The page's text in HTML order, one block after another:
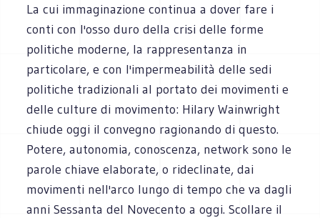
La cui immaginazione continua a dover fare i
conti con l'osso duro della crisi delle forme
politiche moderne, la rappresentanza in
particolare, e con l'impermeabilità delle sedi
politiche tradizionali al portato dei movimenti e
delle culture di movimento: Hilary Wainwright
chiude oggi il convegno ragionando di questo.
Potere, autonomia, conoscenza, network sono le
parole chiave elaborate, o rideclinate, dai
movimenti nell'arco lungo di tempo che va dagli
anni Sessanta del Novecento a oggi. Scollare il